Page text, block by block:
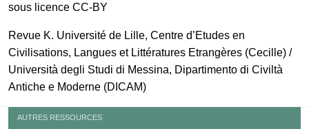
sous licence CC-BY
Revue K. Université de Lille, Centre d’Etudes en
Civilisations, Langues et Littératures Etrangères (Cecille) /
Università degli Studi di Messina, Dipartimento di Civiltà
Antiche e Moderne (DICAM)
AUTRES RESSOURCES